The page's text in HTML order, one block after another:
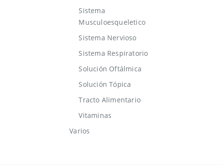
Sistema
Musculoesqueletico
Sistema Nervioso
Sistema Respiratorio
Solución Oftálmica
Solución Tópica
Tracto Alimentario
Vitaminas
Varios